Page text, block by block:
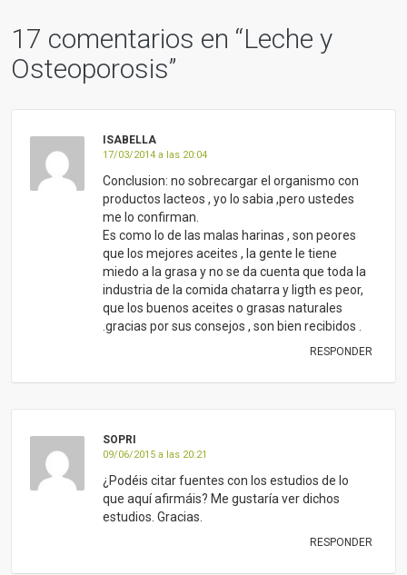
industria de la comida chatarra y ligth es peor,
que los buenos aceites o grasas naturales
.gracias por sus consejos , son bien recibidos .
SOPRI
09/06/2015 a las 20:21
¿Podéis citar fuentes con los estudios de lo
que aquí afirmáis? Me gustaría ver dichos
estudios. Gracias.
RESPONDER
podemos informarle de las fuentes en las
tiempo. Pero podrá encontrar información en
este sentido en internet o en libros que se
han escrito sobre el tema.